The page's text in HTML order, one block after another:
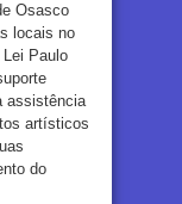
Osasco
locais no
Paulo
assistência
artísticos
do